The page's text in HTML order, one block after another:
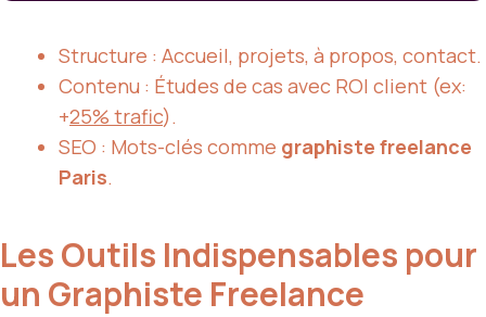
Structure : Accueil, projets, à propos, contact.
Contenu : Études de cas avec ROI client (ex:
+25% trafic).
SEO : Mots-clés comme graphiste freelance
Paris.
Les Outils Indispensables pour
un Graphiste Freelance